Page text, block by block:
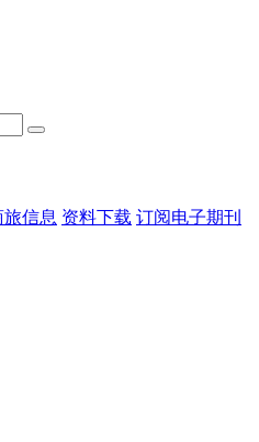
旅信息 资料下载 订阅电子期刊